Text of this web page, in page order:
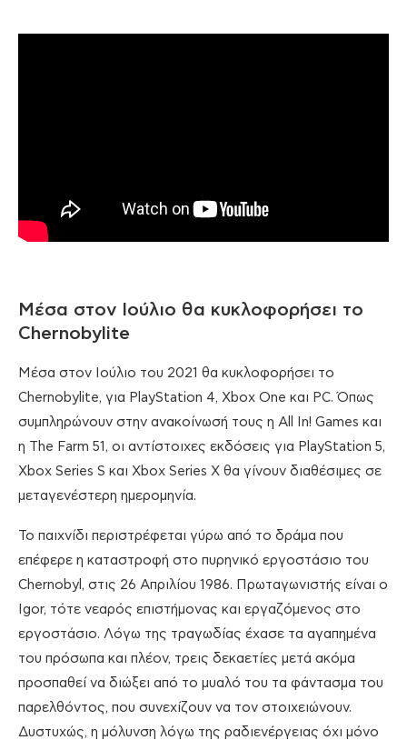
Μέσα στον Ιούλιο θα κυκλοφορήσει το
Chernobylite
Μέσα στον Ιούλιο του 2021 θα κυκλοφορήσει το
Chernobylite, για PlayStation 4, Xbox One και PC. Όπως
συμπληρώνουν στην ανακοίνωσή τους η All In! Games και
η The Farm 51, οι αντίστοιχες εκδόσεις για PlayStation 5,
Xbox Series S και Xbox Series X θα γίνουν διαθέσιμες σε
μεταγενέστερη ημερομηνία.
Το παιχνίδι περιστρέφεται γύρω από το δράμα που
επέφερε η καταστροφή στο πυρηνικό εργοστάσιο του
Chernobyl, στις 26 Απριλίου 1986. Πρωταγωνιστής είναι ο
Igor, τότε νεαρός επιστήμονας και εργαζόμενος στο
εργοστάσιο. Λόγω της τραγωδίας έχασε τα αγαπημένα
του πρόσωπα και πλέον, τρεις δεκαετίες μετά ακόμα
προσπαθεί να διώξει από το μυαλό του τα φάντασμα του
παρελθόντος, που συνεχίζουν να τον στοιχειώνουν.
Δυστυχώς, η μόλυνση λόγω της ραδιενέργειας όχι μόνο